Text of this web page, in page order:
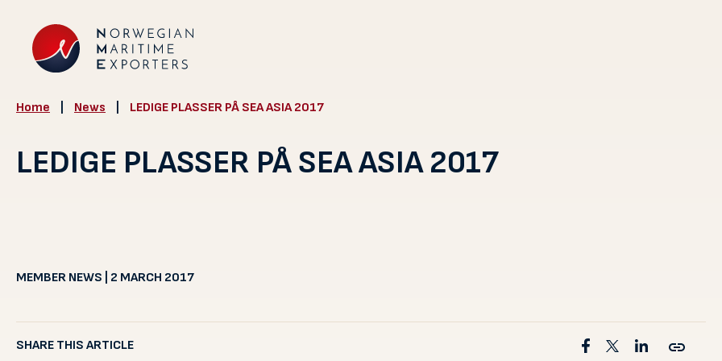
Home News LEDIGE PLASSER PÅ SEA ASIA 2017
LEDIGE PLASSER PÅ SEA ASIA 2017
MEMBER NEWS | 2 MARCH 2017
SHARE THIS ARTICLE